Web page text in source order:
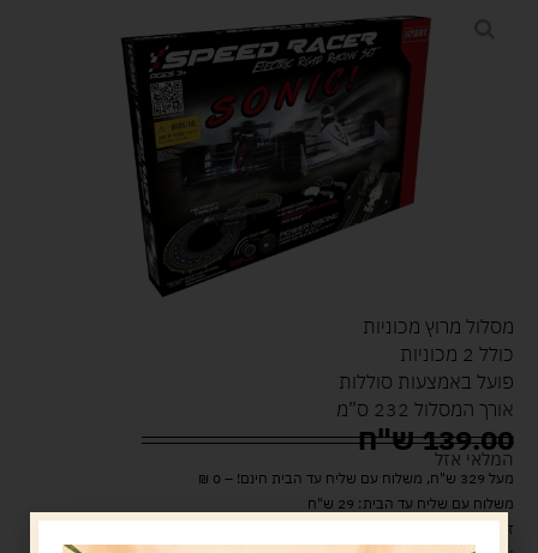
מסלול מרוץ מכוניות
כולל 2 מכוניות
פועל באמצעות סוללות
אורך המסלול 232 ס”מ
139.00ש"ח
המלאי אזל
מעל 329 ש"ח, משלוח עם שליח עד הבית חינם! – 0 ₪
משלוח עם שליח עד הבית: 29 ש"ח
זמן אספקה: עד 4 ימי עסקים.